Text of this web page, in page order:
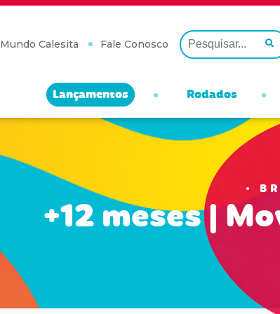
Mundo Calesita Fale Conosco
Lançamentos Rodados
+12 meses |